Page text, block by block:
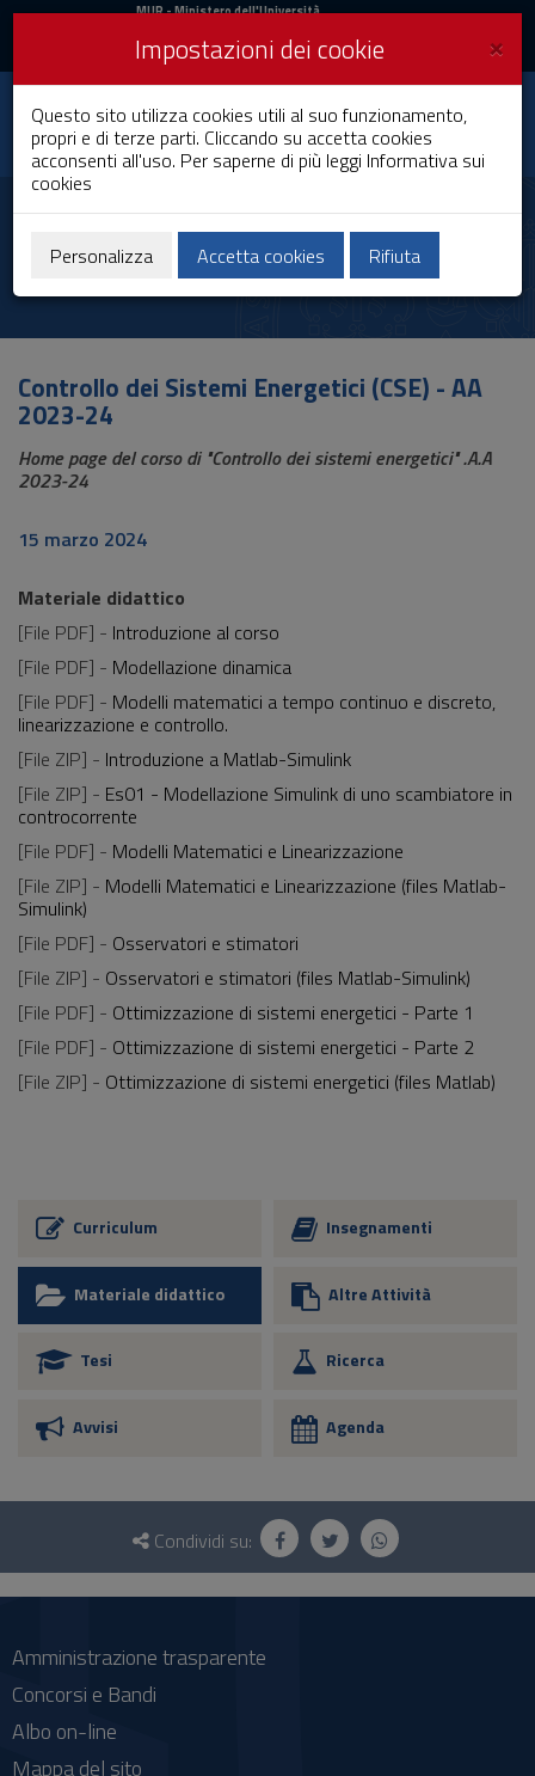
Vai
al
navigazione
sito
al
Footer
MIUR
Accedi
MUR- Ministero dell'Università
Accedi UniCA News
Toggle
navigation
Università degli
Studi di Cagliari
Alessandro Pisano
Controllo dei Sistemi Energetici (CSE) - AA
2023-24
Home page del corso di "Controllo dei sistemi energetici" .A.A
2023-24
15 marzo 2024
Materiale didattico
[File PDF] - Introduzione al corso
[File PDF] - Modellazione dinamica
[File PDF] - Modelli matematici a tempo continuo e discreto,
linearizzazione e controllo.
[File ZIP] - Introduzione a Matlab-Simulink
[File ZIP] - Es01 - Modellazione Simulink di uno scambiatore in
controcorrente
[File PDF] - Modelli Matematici e Linearizzazione
[File ZIP] - Modelli Matematici e Linearizzazione (files Matlab-
Simulink)
[File PDF] - Osservatori e stimatori
[File ZIP] - Osservatori e stimatori (files Matlab-Simulink)
[File PDF] - Ottimizzazione di sistemi energetici - Parte 1
[File PDF] - Ottimizzazione di sistemi energetici - Parte 2
[File ZIP] - Ottimizzazione di sistemi energetici (files Matlab)
Curriculum Insegnamenti
Materiale didattico Altre Attività
Tesi Ricerca
Avvisi Agenda
Questionario
social
Condividi su:
Amministrazione trasparente
Concorsi e Bandi
Albo on-line
Mappa del sito
×
Impostazioni dei cookie
Questo sito utilizza cookies utili al suo funzionamento,
propri e di terze parti. Cliccando su accetta cookies
acconsenti all'uso. Per saperne di più leggi Informativa sui
cookies
Personalizza Accetta cookies Rifiuta